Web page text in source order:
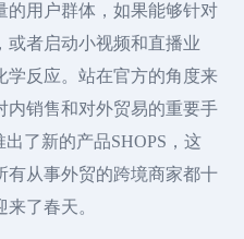
的用户群体，如果能够针对
或者启动小视频和直播业
学反应。站在官方的角度来
内销售和对外贸易的重要手
出了新的产品SHOPS，这
有从事外贸的跨境商家都十
了春天。